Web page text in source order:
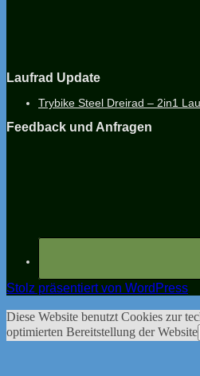
Laufrad Update
Trybike Steel Dreirad – 2in1
Feedback und Anfragen
Stolz präsentiert von WordPress
Diese Website benutzt Cookies zur
optimierten Bereitstellung der Website